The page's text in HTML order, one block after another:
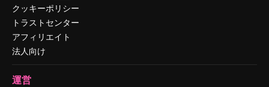
クッキーポリシー
トラストセンター
アフィリエイト
法人向け
運営